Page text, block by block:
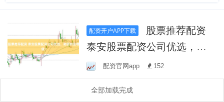
配资开户APP下载
泰安股票配资公司优选，助
您财富增值！
配资官网app 152
全部加载完成